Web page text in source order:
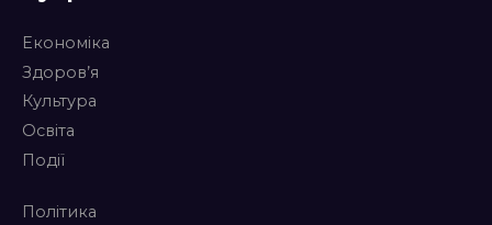
Економіка
Здоров’я
Культура
Освіта
Події
Політика